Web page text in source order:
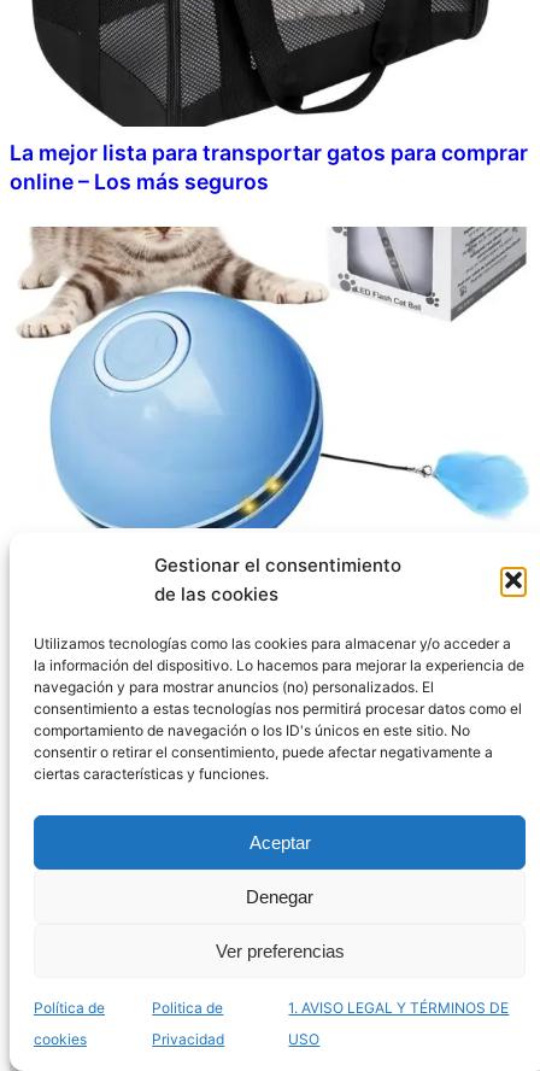
Gestionar el consentimiento
de las cookies
Utilizamos tecnologías como las cookies para almacenar y/o acceder a
la información del dispositivo. Lo hacemos para mejorar la experiencia de
navegación y para mostrar anuncios (no) personalizados. El
consentimiento a estas tecnologías nos permitirá procesar datos como el
comportamiento de navegación o los ID's únicos en este sitio. No
consentir o retirar el consentimiento, puede afectar negativamente a
ciertas características y funciones.
Aceptar
Denegar
Ver preferencias
Política de
cookies
Politica de
Privacidad
1. AVISO LEGAL Y TÉRMINOS DE
USO
La mejor lista para transportar gatos para comprar
online – Los más seguros
Catálogo de pelotas inteligentes para gatos para
comprar online – Las más divertidas
Catálogo de rascadores Quito para gatos para